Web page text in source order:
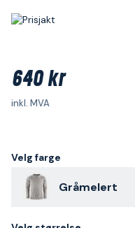
640 kr
inkl. MVA
Velg farge
Gråmelert